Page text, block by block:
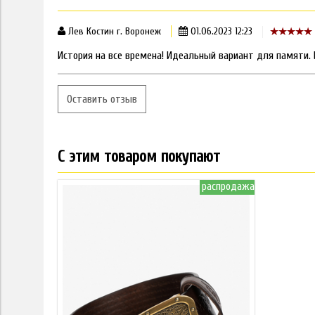
Лев Костин г. Воронеж 01.06.2023 12:23
История на все времена! Идеальный вариант для памяти.
Оставить отзыв
С этим товаром покупают
распродажа